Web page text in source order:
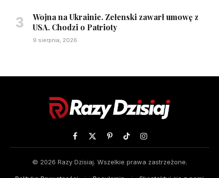
Wojna na Ukrainie. Zełenski zawarł umowę z
USA. Chodzi o Patrioty
9 sierpnia, 2026
Facebook
X
PinterestTikTokInstagram
© 2026 Razy Dzisiaj. Wszelkie prawa zastrzeżone.